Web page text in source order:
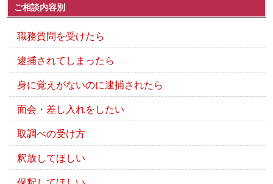
ご相談内容別
職務質問を受けたら
逮捕されてしまったら
身に覚えがないのに逮捕されたら
面会・差し入れをしたい
取調べの受け方
釈放してほしい